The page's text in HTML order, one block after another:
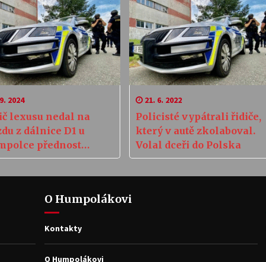
2024
lexusu nedal na
z dálnice D1 u
přednost
21. 6. 2022
Policisté vypátrali řidiče,
který v autě zkolaboval.
Volal dceři do Polska
O Humpolákovi
Kontakty
O Humpolákovi